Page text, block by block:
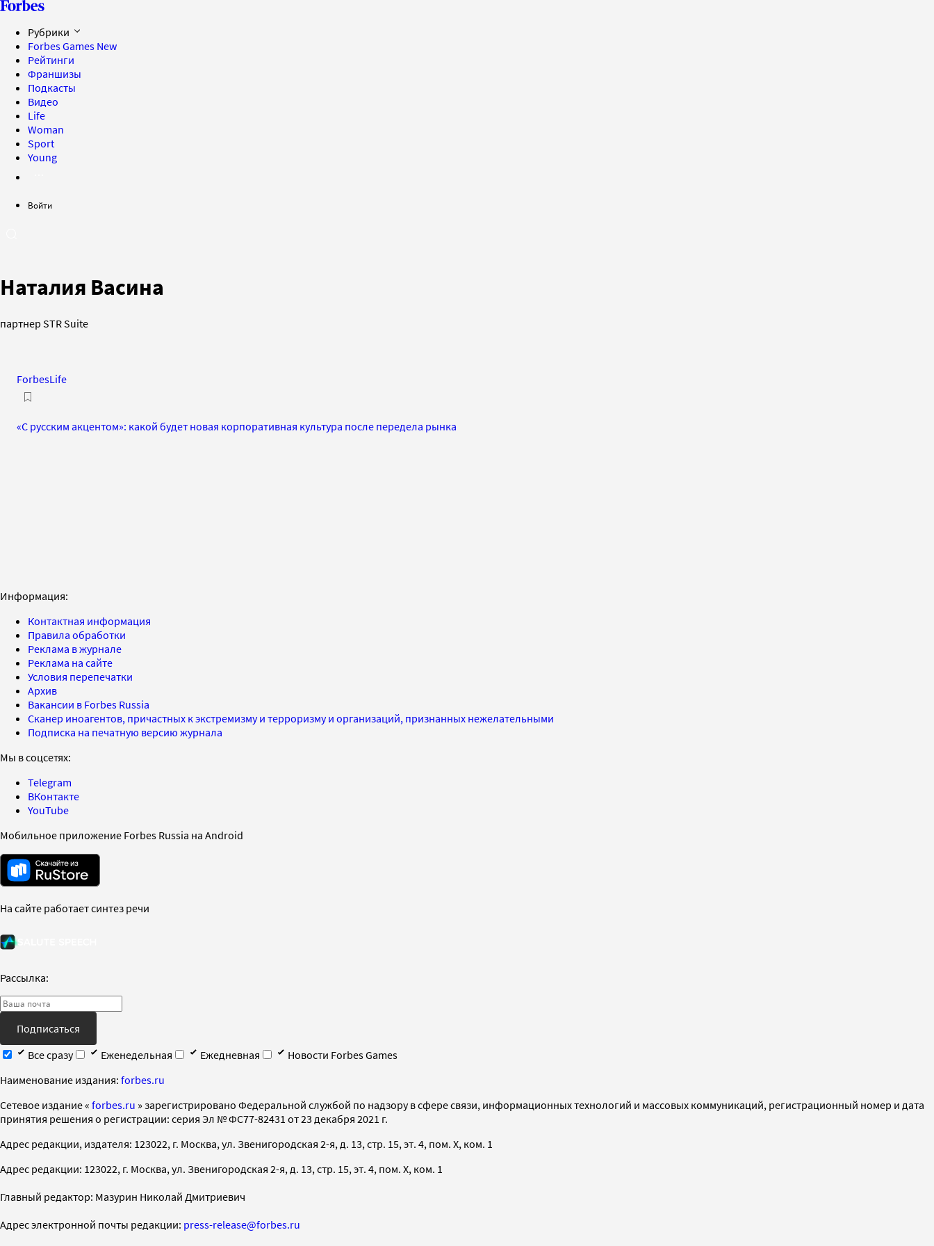
Рубрики
Forbes Games New
Рейтинги
Франшизы
Подкасты
Видео
Life
Woman
Sport
Young
Войти
Наталия Васина
партнер STR Suite
ForbesLife
«С русским акцентом»: какой будет новая корпоративная культура после передела рынка
Информация:
Контактная информация
Правила обработки
Реклама в журнале
Реклама на сайте
Условия перепечатки
Архив
Вакансии в Forbes Russia
Сканер иноагентов, причастных к экстремизму и терроризму и организаций, признанных нежелательными
Подписка на печатную версию журнала
Мы в соцсетях:
Telegram
ВКонтакте
YouTube
Мобильное приложение Forbes Russia на Android
На сайте работает синтез речи
Рассылка:
Подписаться
Все сразу
Еженедельная Ежедневная
Новости Forbes Games
Наименование издания: forbes.ru
Cетевое издание « forbes.ru » зарегистрировано Федеральной службой по надзору в сфере связи, информационных технологий и массовых коммуникаций, регистрационный номер и дата
принятия решения о регистрации: серия Эл № ФС77-82431 от 23 декабря 2021 г.
Адрес редакции, издателя: 123022, г. Москва, ул. Звенигородская 2-я, д. 13, стр. 15, эт. 4, пом. X, ком. 1
Адрес редакции: 123022, г. Москва, ул. Звенигородская 2-я, д. 13, стр. 15, эт. 4, пом. X, ком. 1
Главный редактор: Мазурин Николай Дмитриевич
Адрес электронной почты редакции: press-release@forbes.ru